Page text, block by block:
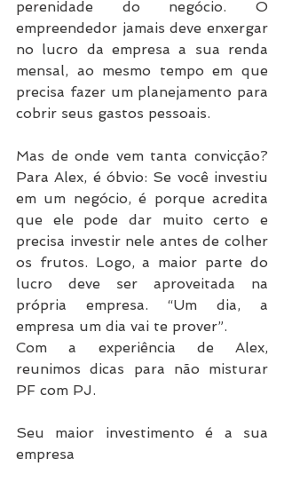
perenidade do negócio. O
empreendedor jamais deve enxergar
no lucro da empresa a sua renda
mensal, ao mesmo tempo em que
precisa fazer um planejamento para
cobrir seus gastos pessoais.
Mas de onde vem tanta convicção?
Para Alex, é óbvio: Se você investiu
em um negócio, é porque acredita
que ele pode dar muito certo e
precisa investir nele antes de colher
os frutos. Logo, a maior parte do
lucro deve ser aproveitada na
própria empresa. “Um dia, a
empresa um dia vai te prover”.
Com a experiência de Alex,
reunimos dicas para não misturar
PF com PJ.
Seu maior investimento é a sua
empresa